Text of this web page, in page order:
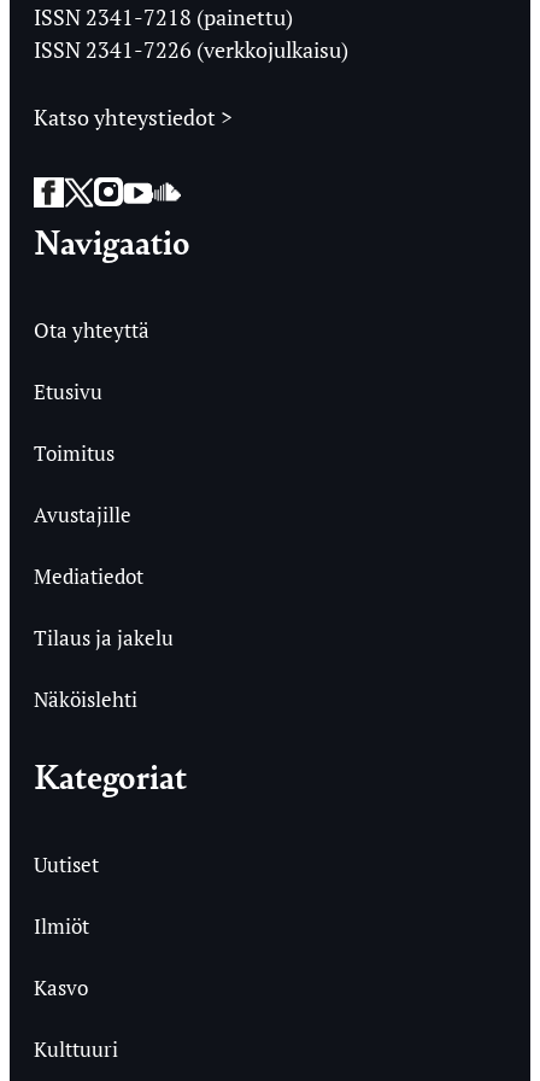
Ylioppilaslehti
ISSN 2341-7218 (painettu)
ISSN 2341-7226 (verkkojulkaisu)
Katso yhteystiedot >
Facebook
Twitter
Instagram
YouTube
SoundCloud
Navigaatio
Ota yhteyttä
Etusivu
Toimitus
Avustajille
Mediatiedot
Tilaus ja jakelu
Näköislehti
Kategoriat
Uutiset
Ilmiöt
Kasvo
Kulttuuri